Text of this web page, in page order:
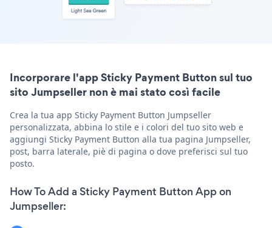
Incorporare l'app Sticky Payment Button sul tuo
sito Jumpseller non è mai stato così facile
Crea la tua app Sticky Payment Button Jumpseller
personalizzata, abbina lo stile e i colori del tuo sito web e
aggiungi Sticky Payment Button alla tua pagina Jumpseller,
post, barra laterale, piè di pagina o dove preferisci sul tuo
posto.
How To Add a Sticky Payment Button App on
Jumpseller: